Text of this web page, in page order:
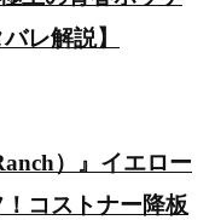
レ解説】
）』イエロー
コストナー降板